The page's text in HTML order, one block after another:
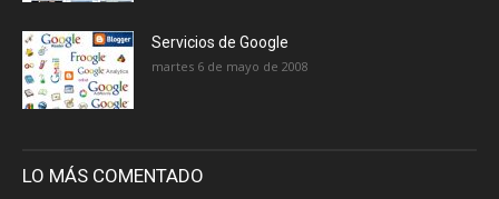
Servicios de Google
martes 6 de mayo de 2008
LO MÁS COMENTADO